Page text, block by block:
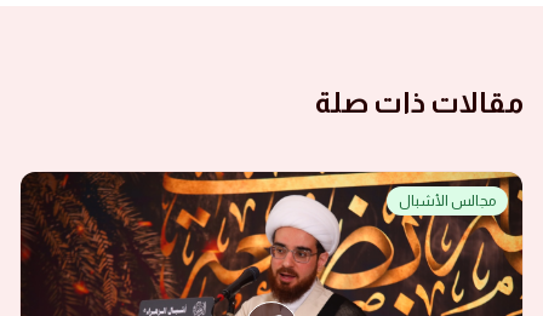
مقالات ذات صلة
مجالس الأشبال